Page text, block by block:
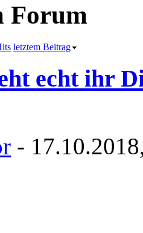
Forum
letztem Beitrag
echt ihr
-